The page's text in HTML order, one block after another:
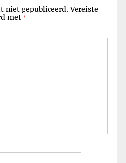
niet gepubliceerd. Vereiste
met *